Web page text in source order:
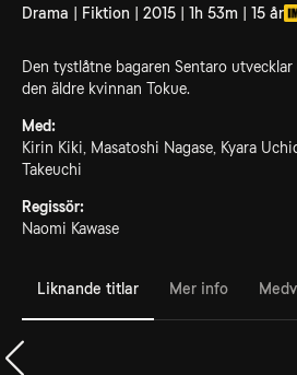
Drama | Fiktion | 2015 | 1h 53m | 15 år
Den tystlåtne bagaren Sentaro
den äldre kvinnan Tokue.
Med:
Kirin Kiki, Masatoshi Nagase, Kyara
Takeuchi
Regissör:
Naomi Kawase
Liknande titlar Mer info